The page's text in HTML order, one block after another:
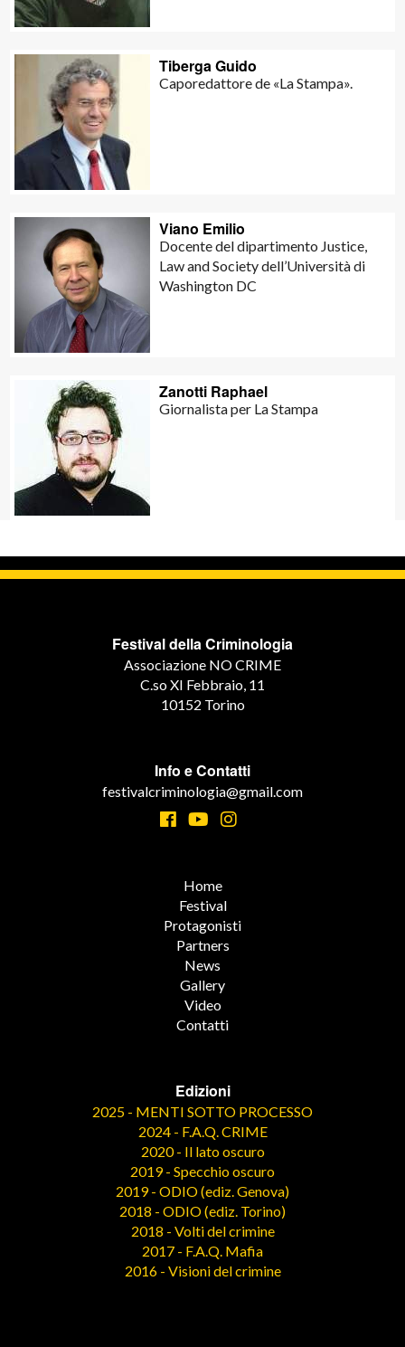
Tiberga Guido
Caporedattore de «La Stampa».
Viano Emilio
Docente del dipartimento Justice,
Law and Society dell’Università di
Washington DC
Zanotti Raphael
Giornalista per La Stampa
Festival della Criminologia
Associazione NO CRIME
C.so XI Febbraio, 11
10152 Torino
Info e Contatti
festivalcriminologia@gmail.com
Home
Festival
Protagonisti
Partners
News
Gallery
Video
Contatti
Edizioni
2025 - MENTI SOTTO PROCESSO
2024 - F.A.Q. CRIME
2020 - Il lato oscuro
2019 - Specchio oscuro
2019 - ODIO (ediz. Genova)
2018 - ODIO (ediz. Torino)
2018 - Volti del crimine
2017 - F.A.Q. Mafia
2016 - Visioni del crimine